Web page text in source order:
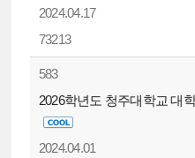
2024.04.17
73213
583
2026학년도 청주대학교 대
2024.04.01